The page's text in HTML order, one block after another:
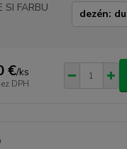
SI FARBU
€/ks
DPH